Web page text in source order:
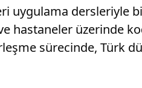
uygulama dersleriyle
hastaneler üzerinde
sürecinde, Türk